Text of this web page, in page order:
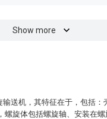
Show more
输送机，其特征在于，包括：
螺旋体包括螺旋轴、安装在